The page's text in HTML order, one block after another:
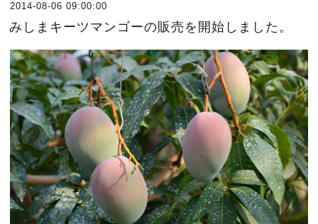
2014-08-06 09:00:00
みしまキーツマンゴーの販売を開始しました。